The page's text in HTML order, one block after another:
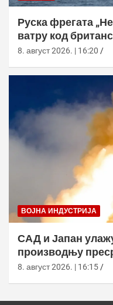
Руска фрегата
ватру код
морнарица
8. август 2026. | 16:20
ВОЈНА ИНДУСТРИЈА
САД и Јапан
производњу
8. август 2026. | 16:15